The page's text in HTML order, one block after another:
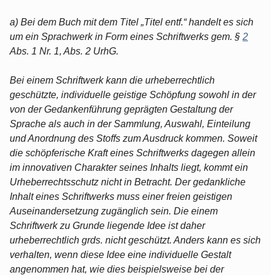
a) Bei dem Buch mit dem Titel „Titel entf.“ handelt es sich
um ein Sprachwerk in Form eines Schriftwerks gem. § 2
Abs. 1 Nr. 1, Abs. 2 UrhG.
Bei einem Schriftwerk kann die urheberrechtlich
geschützte, individuelle geistige Schöpfung sowohl in der
von der Gedankenführung geprägten Gestaltung der
Sprache als auch in der Sammlung, Auswahl, Einteilung
und Anordnung des Stoffs zum Ausdruck kommen. Soweit
die schöpferische Kraft eines Schriftwerks dagegen allein
im innovativen Charakter seines Inhalts liegt, kommt ein
Urheberrechtsschutz nicht in Betracht. Der gedankliche
Inhalt eines Schriftwerks muss einer freien geistigen
Auseinandersetzung zugänglich sein. Die einem
Schriftwerk zu Grunde liegende Idee ist daher
urheberrechtlich grds. nicht geschützt. Anders kann es sich
verhalten, wenn diese Idee eine individuelle Gestalt
angenommen hat, wie dies beispielsweise bei der